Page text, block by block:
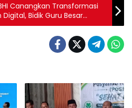
Canangkan Transformasi
Bidik Guru Besar